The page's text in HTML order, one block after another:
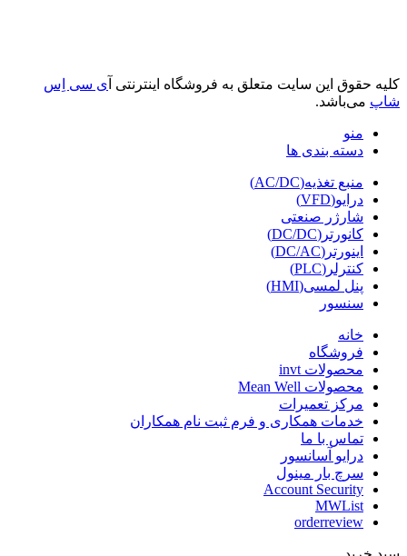
کلیه حقوق این سایت متعلق به فروشگاه اینترنتی آ ی سی اِس
شاپ می‌باشد.
منو
دسته بندی ها
منبع تغذیه(AC/DC)
درایو(VFD)
شارژر صنعتی
کانورتر(DC/DC)
اینورتر(DC/AC)
کنترلر(PLC)
پنل لمسی(HMI)
سنسور
خانه
فروشگاه
محصولات invt
محصولات Mean Well
مرکز تعمیرات
خدمات همکاری و فرم ثبت نام همکاران
تماس با ما
درایو آسانسور
سرچ بار مینول
Account Security
MWList
orderreview